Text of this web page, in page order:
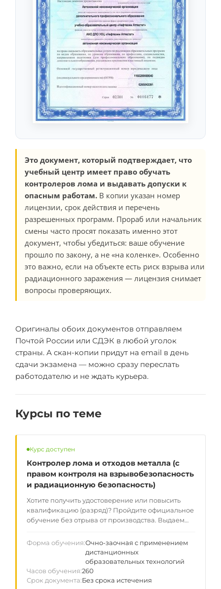
Это документ, который подтверждает, что
учебный центр имеет право обучать
контролеров лома и выдавать допуски к
опасным работам. В копии указан номер
лицензии, срок действия и перечень
разрешенных программ. Прораб или начальник
смены часто просят показать именно этот
документ, чтобы убедиться: ваше обучение
прошло по закону, а не «на коленке». Особенно
это важно, если на объекте есть риск взрыва или
радиационного заражения — лицензия снимает
вопросы проверяющих.
Оригиналы обоих документов отправляем
Почтой России или СДЭК в любой уголок
страны. А скан-копии придут на email в день
сдачи экзамена — можно сразу переслать
работодателю и не ждать курьера.
Курсы по теме
Курс доступен
Контролер лома и отходов металла (с
правом контроля на взрывобезопасность
и радиационную безопасность)
Хотите получить удостоверение или повысить
квалификацию (разряд)? Пройдите официальное
обучение без отрыва от производства. Выдаем
законной работы по всей РФ. Данные вносятся в
госреестр ФИС ФРДО — гарантия прохождения
Форма обучения Очно-заочная с применением
дистанционных
образовательных технологий
Часов обучения 260
Срок документа Без срока истечения